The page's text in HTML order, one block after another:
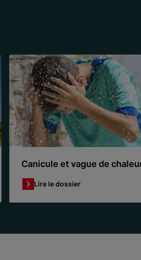
Canicule et vague de
Lire le dossier